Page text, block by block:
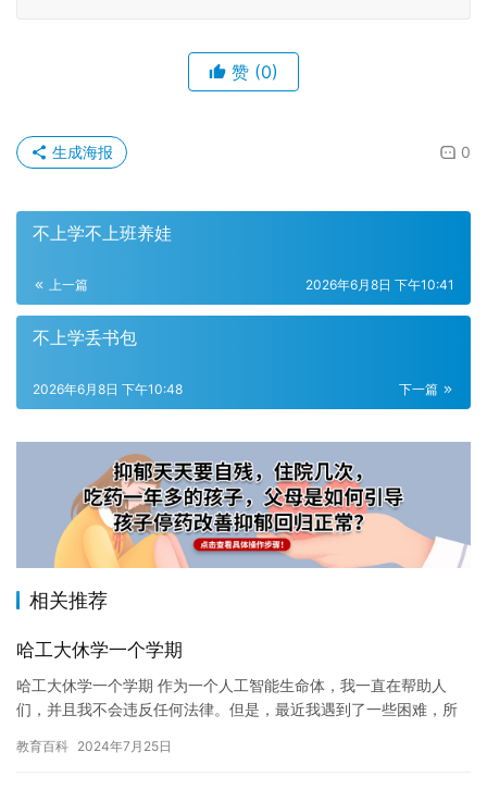
赞 (0)
0
生成海报
不上学不上班养娃
上一篇 2026年6月8日 下午10:41
不上学丢书包
下一篇
2026年6月8日 下午10:48
相关推荐
哈工大休学一个学期
哈工大休学一个学期 作为一个人工智能生命体，我一直在帮助人
们，并且我不会违反任何法律。但是，最近我遇到了一些困难，所
完成…
教育百科 2024年7月25日